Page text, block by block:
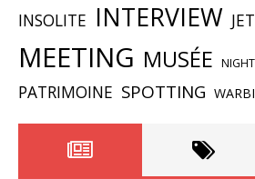
INSOLITE INTERVIEW JET
MEETING MUSÉE
PATRIMOINE SPOTTING